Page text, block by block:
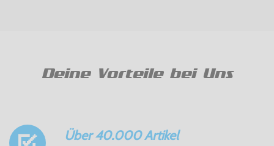
Deine Vorteile bei Uns
Über 40.000 Artikel